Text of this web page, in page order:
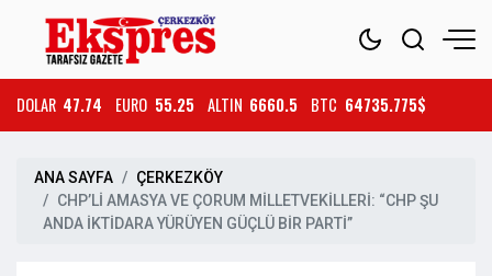
DOLAR 47.74 EURO 55.25 ALTIN 6660.5 BTC 64735.775$
ANA SAYFA
ÇERKEZKÖY
CHP’Lİ AMASYA VE ÇORUM MİLLETVEKİLLERİ: “CHP ŞU
ANDA İKTİDARA YÜRÜYEN GÜÇLÜ BİR PARTİ”